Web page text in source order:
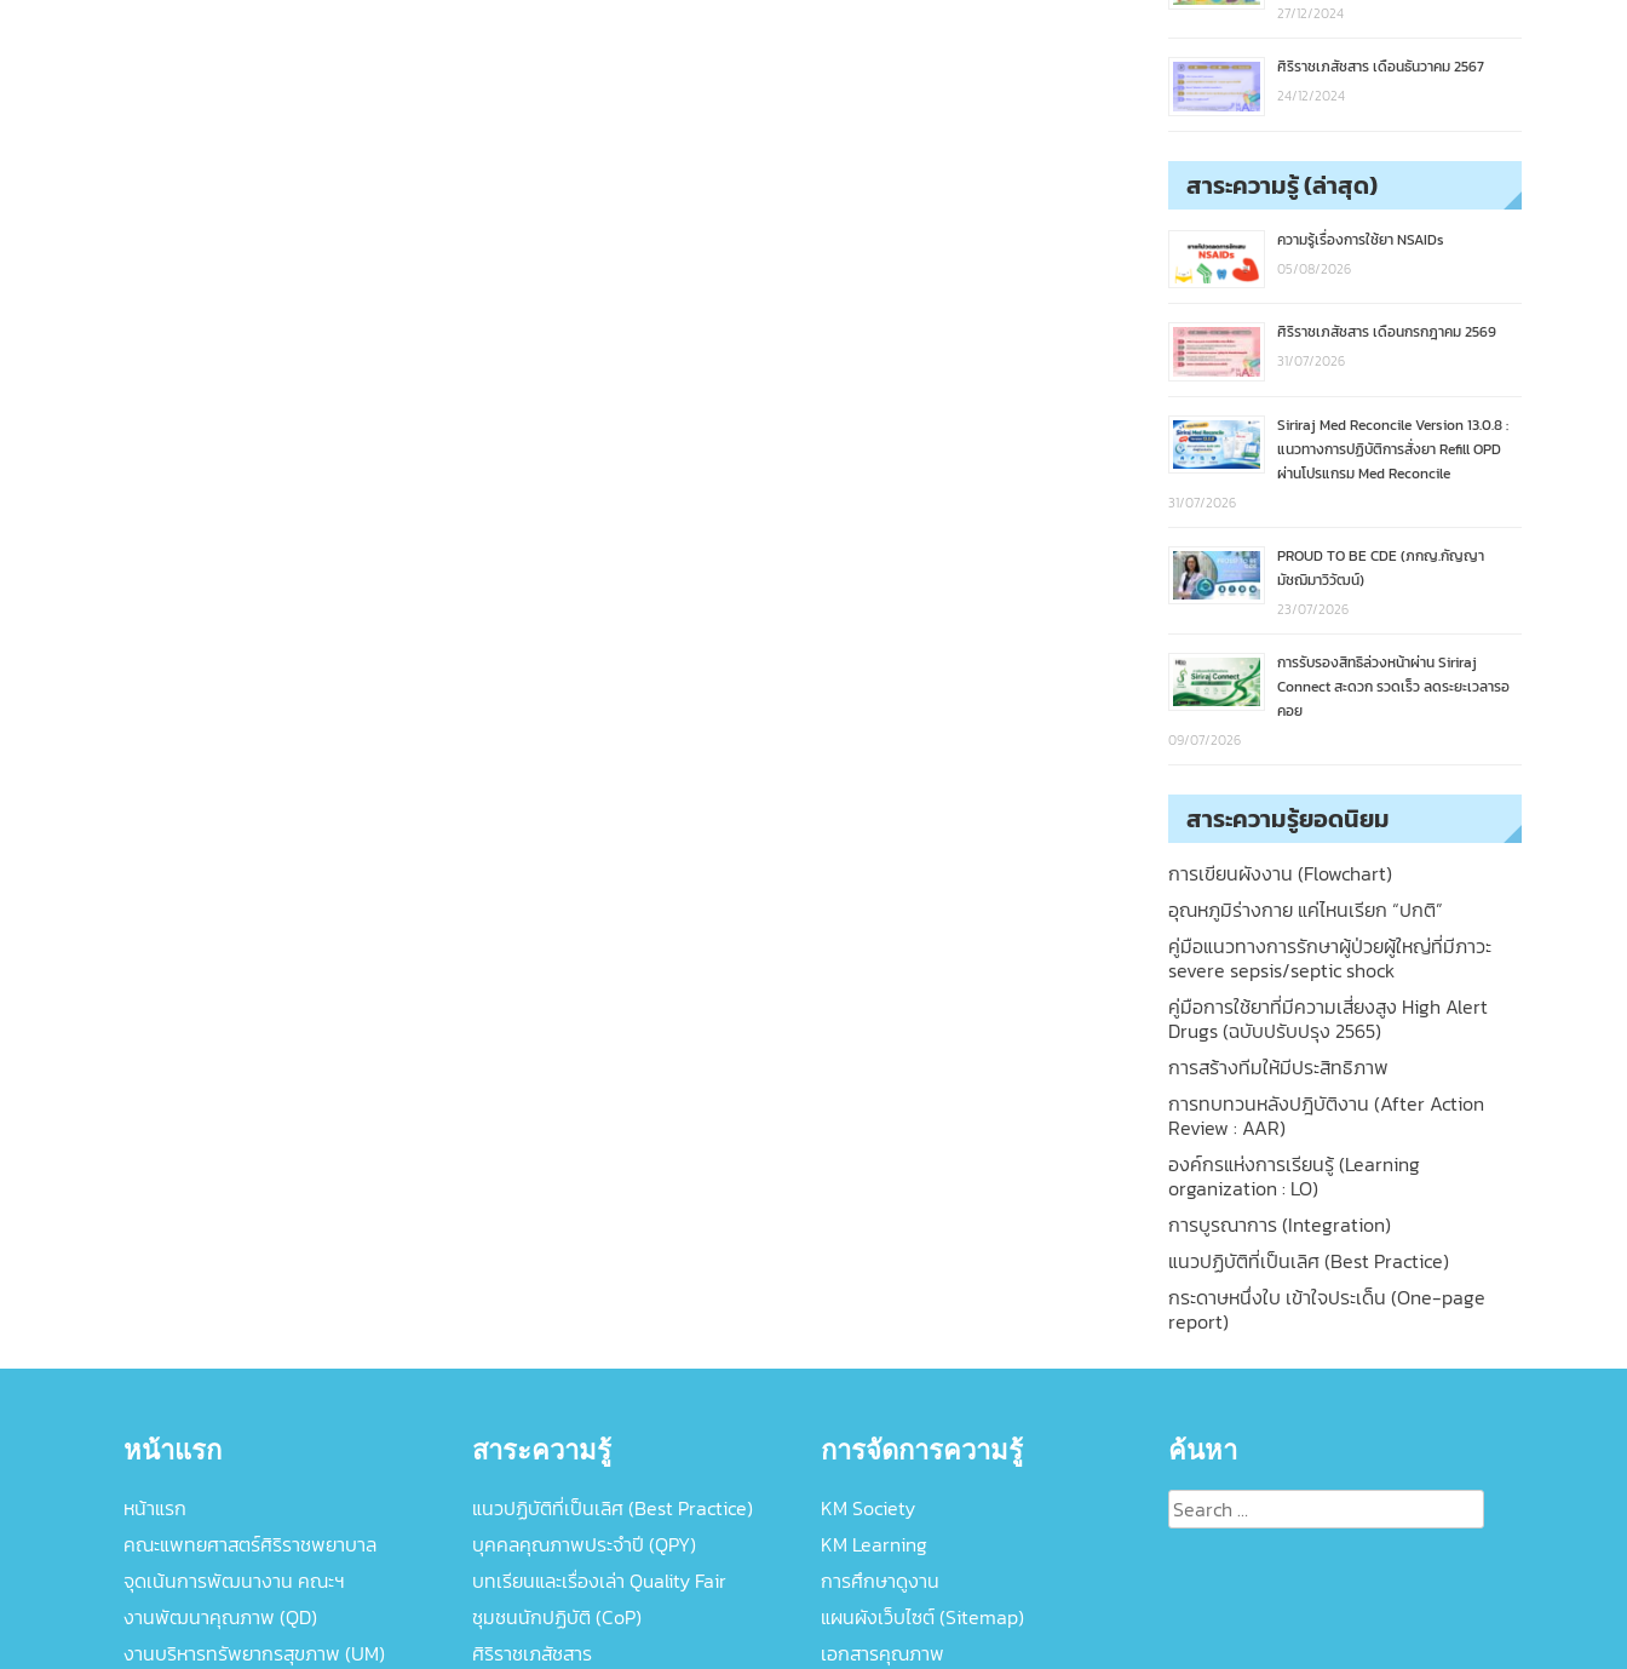
27/12/2024
ศิริราชเภสัชสาร เดือนธันวาคม 2567
24/12/2024
สาระความรู้ (ล่าสุด)
ความรู้เรื่องการใช้ยา NSAIDs
05/08/2026
ศิริราชเภสัชสาร เดือนกรกฎาคม 2569
31/07/2026
Siriraj Med Reconcile Version 13.0.8 :
แนวทางการปฏิบัติการสั่งยา Refill OPD
ผ่านโปรแกรม Med Reconcile
31/07/2026
PROUD TO BE CDE (ภกญ.กัญญา
มัชฌิมาวิวัฒน์)
23/07/2026
การรับรองสิทธิล่วงหน้าผ่าน Siriraj
Connect สะดวก รวดเร็ว ลดระยะเวลารอ
คอย
09/07/2026
สาระความรู้ยอดนิยม
การเขียนผังงาน (Flowchart)
อุณหภูมิร่างกาย แค่ไหนเรียก “ปกติ”
คู่มือแนวทางการรักษาผู้ป่วยผู้ใหญ่ที่มีภาวะ
severe sepsis/septic shock
คู่มือการใช้ยาที่มีความเสี่ยงสูง High Alert
Drugs (ฉบับปรับปรุง 2565)
การสร้างทีมให้มีประสิทธิภาพ
การทบทวนหลังปฎิบัติงาน (After Action
Review : AAR)
องค์กรแห่งการเรียนรู้ (Learning
organization : LO)
การบูรณาการ (Integration)
แนวปฏิบัติที่เป็นเลิศ (Best Practice)
กระดาษหนึ่งใบ เข้าใจประเด็น (One-page
report)
หน้าแรก
หน้าแรก
คณะแพทยศาสตร์ศิริราชพยาบาล
จุดเน้นการพัฒนางาน คณะฯ
งานพัฒนาคุณภาพ (QD)
งานบริหารทรัพยากรสุขภาพ (UM)
สาระความรู้
แนวปฏิบัติที่เป็นเลิศ (Best Practice)
บุคคลคุณภาพประจำปี (QPY)
บทเรียนและเรื่องเล่า Quality Fair
ชุมชนนักปฏิบัติ (CoP)
ศิริราชเภสัชสาร
การจัดการความรู้
KM Society
KM Learning
การศึกษาดูงาน
แผนผังเว็บไซต์ (Sitemap)
เอกสารคุณภาพ
ค้นหา
Search
for: